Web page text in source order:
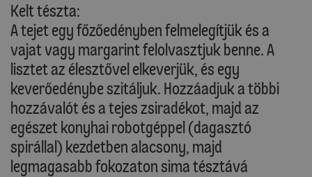
Kelt tészta:
A tejet egy főzőedényben felmelegítjük és a
vajat vagy margarint felolvasztjuk benne. A
lisztet az élesztővel elkeverjük, és egy
keverőedénybe szitáljuk. Hozzáadjuk a többi
hozzávalót és a tejes zsiradékot, majd az
egészet konyhai robotgéppel (dagasztó
spirállal) kezdetben alacsony, majd
legmagasabb fokozaton sima tésztává